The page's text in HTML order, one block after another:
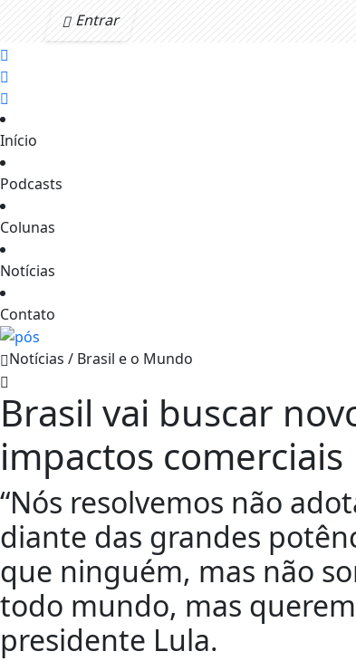
Entrar
Início
Podcasts
Colunas
Notícias
Contato
Notícias / Brasil e o Mundo
Brasil vai buscar
impactos comerciais
“Nós resolvemos não
diante das grandes
que ninguém, mas não
todo mundo, mas
presidente Lula.